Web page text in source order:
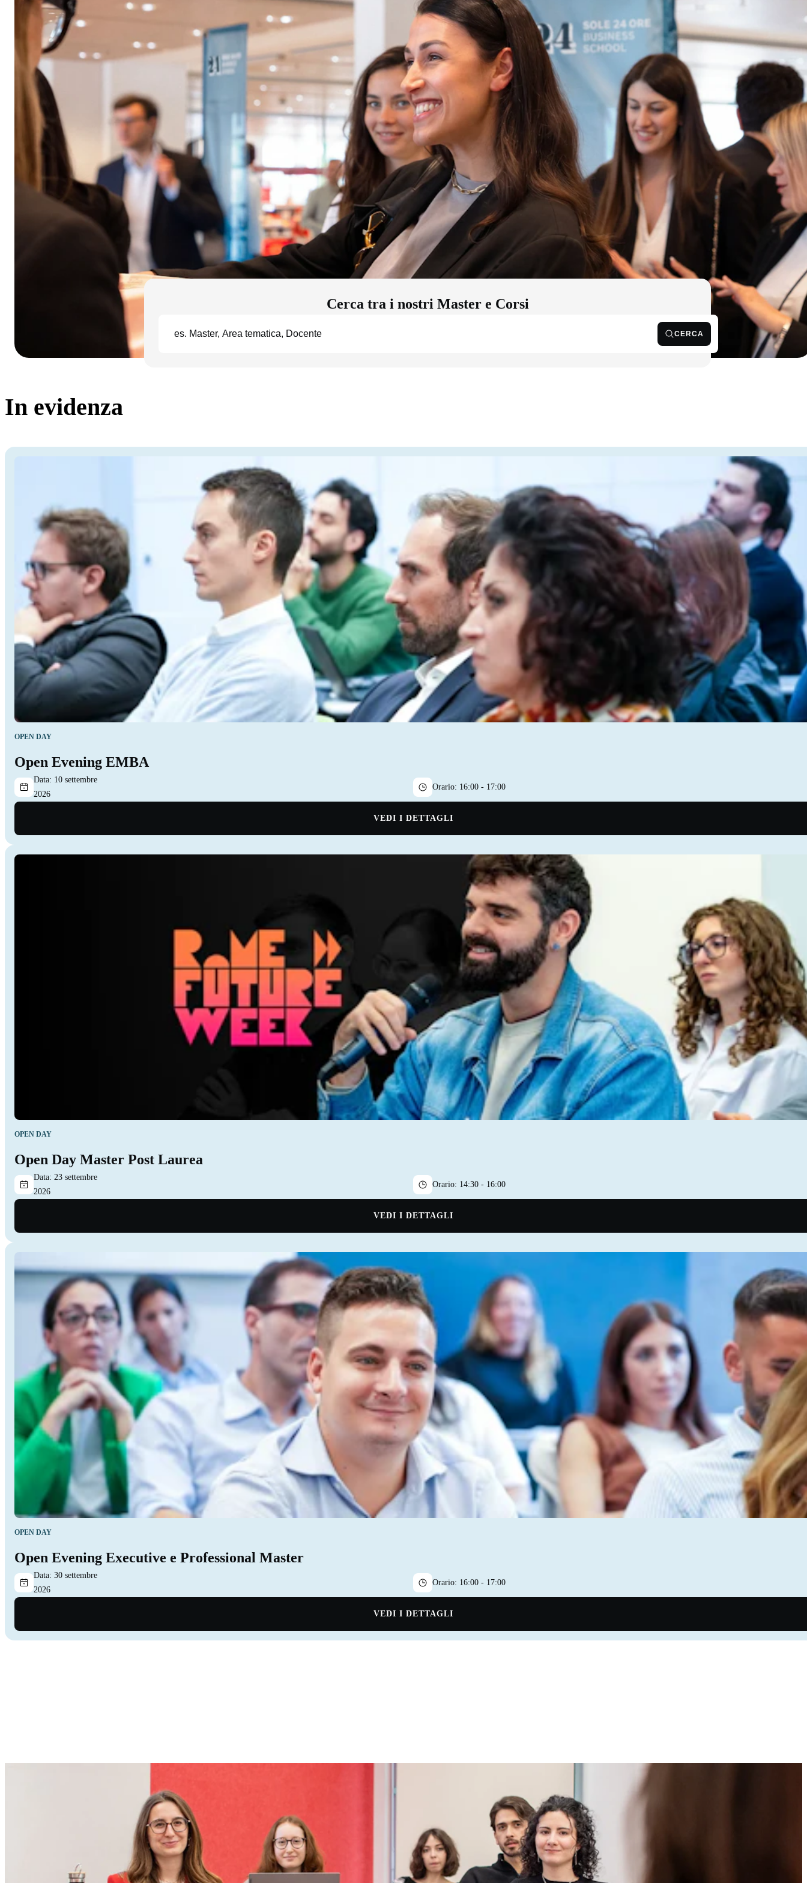
Cerca tra i nostri Master e Corsi
CERCA
In evidenza
OPEN DAY
Open Evening EMBA
Data: 10 settembre
2026
Orario: 16:00 - 17:00
VEDI I DETTAGLI
OPEN DAY
Open Day Master Post Laurea
Data: 23 settembre
2026
Orario: 14:30 - 16:00
VEDI I DETTAGLI
OPEN DAY
Open Evening Executive e Professional Master
Data: 30 settembre
2026
Orario: 16:00 - 17:00
VEDI I DETTAGLI